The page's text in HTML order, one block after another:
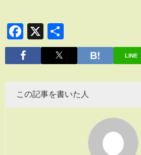
Facebook
X
有
LINE
この記事を書いた人